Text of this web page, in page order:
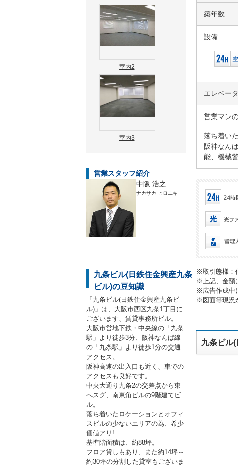
室内2
室内3
営業スタッフ紹介
中阪 浩之
ナカサカ ヒロユキ
九条ビル(日鉄住金興産九条
ビル)の豆知識
「九条ビル(日鉄住金興産九条ビ
ル)」は、大阪市西区九条1丁目に
ございます、賃貸事務所ビル。
大阪市営地下鉄・中央線の「九条
駅」より徒歩3分、阪神なんば線
の「九条駅」より徒歩1分の交通
アクセス。
阪神高速の出入口も近く、車での
アクセスも良好です。
中央大通り九条2の交差点から東
へスグ、南東角ビルの9階建てビ
ル。
落ち着いたロケーションとオフィ
スビルの少ないエリアの為、希少
価値アリ!
基準階面積は、約88坪。
フロア貸しもあり、また約14坪～
約30坪の分割した貸室もございま
築年数
設備
エレベー
営業マン
落ち着い
阪神なん
能、機械
※取引態様：
※上記、金額
※広告作成中
※図面等現況
九条ビル